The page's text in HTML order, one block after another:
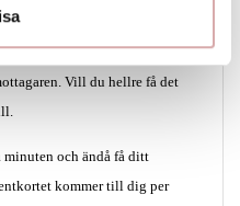
en kod som mottagaren
Presentkortet kan du själv
Vill du hellre få det
minuten och ändå få ditt
kommer till dig per